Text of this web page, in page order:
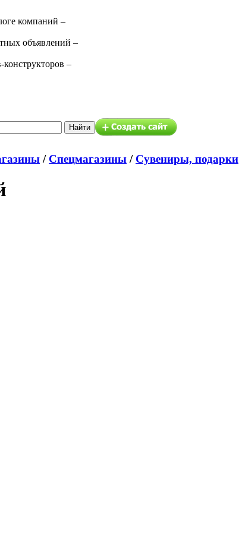
компаний –
объявлений –
конструкторов –
/ Спецмагазины / Сувениры, подарки